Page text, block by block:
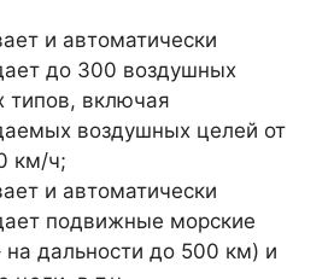
и автоматически
до 300 воздушных
типов, включая
воздушных целей от
км/ч;
и автоматически
подвижные морские
на дальности до 500 км) и